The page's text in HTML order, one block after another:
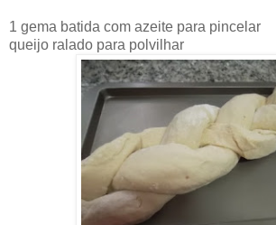
1 gema batida com azeite para pincelar
queijo ralado para polvilhar